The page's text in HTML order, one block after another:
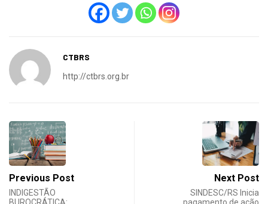
CTBRS
http://ctbrs.org.br
Previous Post
INDIGESTÃO
Next Post
SINDESC/RS Inicia